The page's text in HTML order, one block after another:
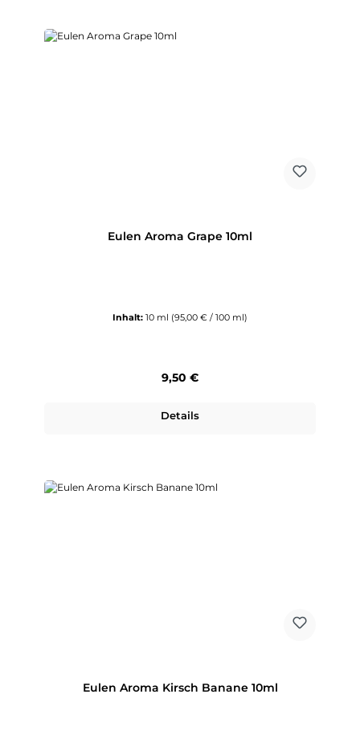
Eulen Aroma Grape 10ml
Inhalt: 10 ml (95,00 € / 100 ml)
Regulärer Preis:
9,50 €
Details
Eulen Aroma Kirsch Banane 10ml